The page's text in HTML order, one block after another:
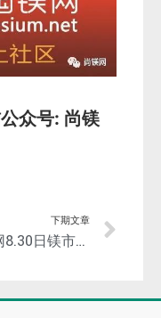
众号: 尚镁
下期文章
尚镁网8.30日镁市场简评：镁价继续走涨